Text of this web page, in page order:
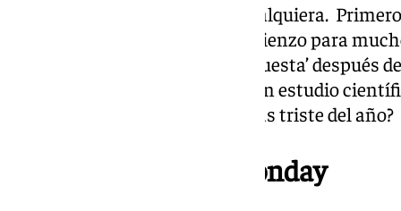
Y es que enero no es un mes cualquiera.
año, suponiendo un nuevo comienzo para
donde se produce la conocida ‘cuesta’ después
Navidad, ¿pero realmente hay un estudio
próximo lunes 20 será el día más triste del año?
El origen del Blue Monday